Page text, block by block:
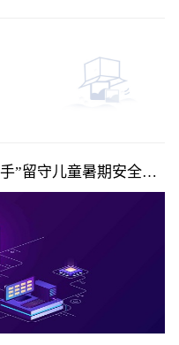
”留守儿童暑期安全教